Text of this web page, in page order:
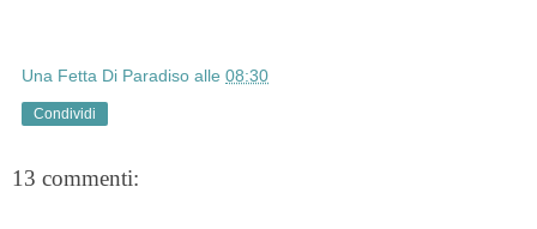
Una Fetta Di Paradiso alle 08:30
Condividi
13 commenti: